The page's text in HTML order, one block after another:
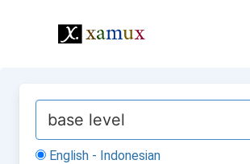
English - Indonesian